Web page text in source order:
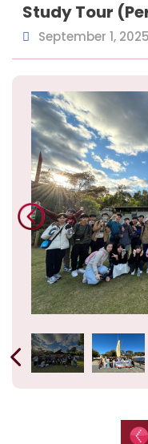
Study Tour
September 1, 2025